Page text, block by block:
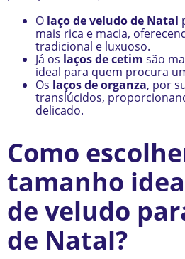
O laço de veludo de Natal
mais rica e macia,
tradicional e luxuoso.
Já os laços de cetim são
ideal para quem procura
Os laços de organza, por
translúcidos,
delicado.
Como
tamanho
de veludo
de Natal?